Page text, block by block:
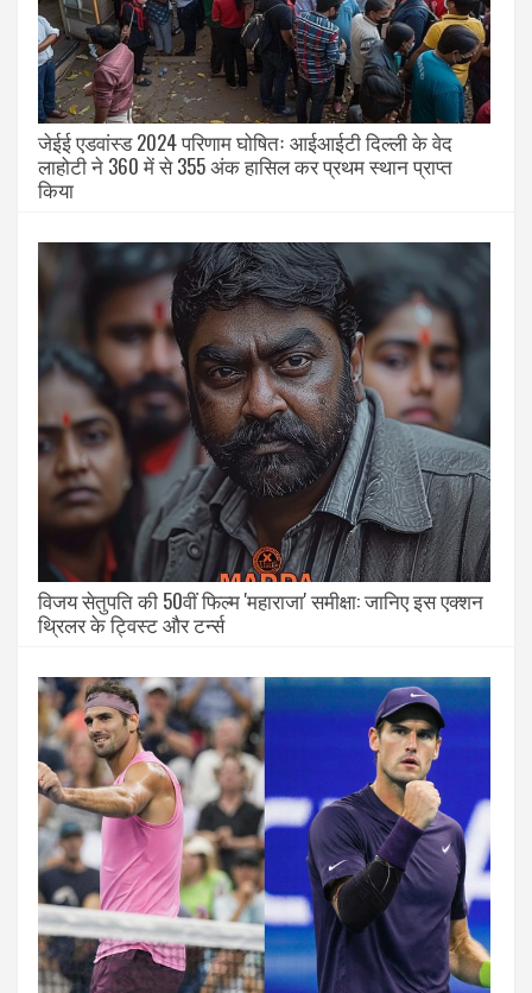
जेईई एडवांस्ड 2024 परिणाम घोषितः आईआईटी दिल्ली के वेद
लाहोटी ने 360 में से 355 अंक हासिल कर प्रथम स्थान प्राप्त
किया
विजय सेतुपति की 50वीं फिल्म 'महाराजा' समीक्षा: जानिए इस एक्शन
थ्रिलर के ट्विस्ट और टर्न्स